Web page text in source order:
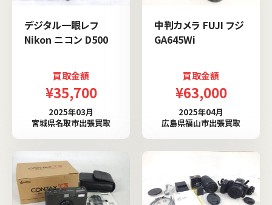
デジタル一眼レフ
Nikon ニコン D500
買取金額
¥35,700
2025年03月
宮城県名取市出張買取
中判カメラ FUJI フジ
GA645Wi
買取金額
¥63,000
2025年04月
広島県福山市出張買取